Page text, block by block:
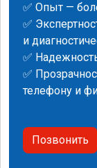
✅ Опыт —
✅
и
✅
✅
телефону и
Позвонить